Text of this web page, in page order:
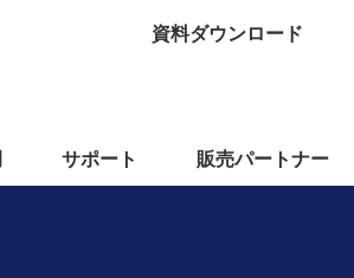
資料ダウンロード
サポート 販売パートナー